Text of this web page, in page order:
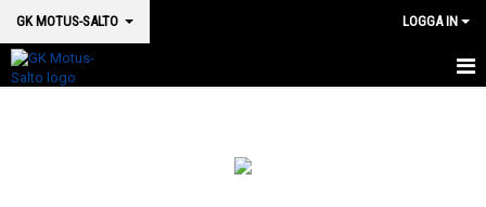
GK MOTUS-SALTO LOGGA IN